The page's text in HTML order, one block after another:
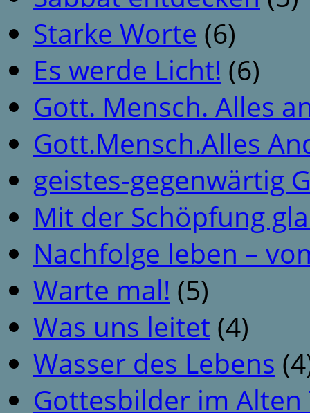
Starke Worte (6)
Es werde Licht! (6)
Gott. Mensch. Alles
Gott.Mensch.Alles
geistes-gegenwärtig
Mit der Schöpfung
Nachfolge leben –
Warte mal! (5)
Was uns leitet (4)
Wasser des Lebens
Gottesbilder im